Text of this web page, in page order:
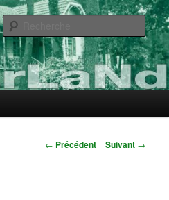
Navigation
← Précédent Suivant →